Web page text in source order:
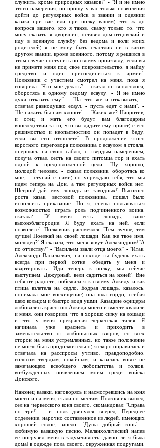
служить, кроме природных казаков?" - "Я и не имею
этого намерения, но прошу у вас только позволения
дойти до регулярных войск в звании и одеянии
казака при вас или при полку вашем; что ж до
вопроса вашего, кто я таков, скажу только то, что
могу сказать: я дворянин, оставил дом отцовский и
иду в военную службу без ведома и воли моих
родителей; я не могу быть счастлив ни в каком
другом звании, кроме военного, потому я решился в
этом случае поступить по своему произволу; если вы
не примете меня под свое покровительство, я найду
средство и один присоединиться к армии".
Полковник с участием смотрел на меня, пока я
говорила. "Что мне делать? - сказал он вполголоса,
оборотясь к одному седому есаулу. - Я не имею
духа отказать ему!" - "На что же и отказывать, -
отвечал равнодушно есаул, - пусть едет с нами". -
"Не нажить бы нам хлопот". - "Каких же? Напротив,
и отец и мать его будут вам благодарны
впоследствии за то, что вы дадите ему приют; с его
решимостью и неопытностию он попадет в беду,
если вы его отошлете". В продолжение этого
короткого переговора полковника с есаулом я стояла,
опершись на свою саблю, с твердым намерением,
получа отказ, сесть на своего питомца гор и ехать
одной к предположенной цели. "Ну хорошо,
молодой человек, - сказал полковник, оборотясь ко
мне, - ступай с нами; но упреждаю тебя, что мы
идем теперь на Дон, а там регулярных войск нет.
Щегров! дай ему лошадь из заводных!" Высокого
роста казак, вестовой полковника, пошел было
исполнить приказание. Но я, спеша пользоваться
возможностью играть роль подчиненного воина,
сказала: "У меня есть лошадь, ваше
высокоблагородие! Я буду ехать на ней, если
позволите". Полковник рассмеялся: "Тем лучше, тем
лучше! Поезжай на своей лошади. Как же твое имя,
молодец?" Я сказала, что меня зовут Александром! "А
по отчеству?" - "Васильем звали отца моего!" - "Итак,
Александр Васильевич, на походе ты будешь ехать
всегда при первой сотне; обедать у меня и
квартировать. Иди теперь к полку, мы сейчас
выступаем. Дежурный, вели садиться на коней". Вне
себя от радости, побежала я к своему Алкиду и как
птица взлетела на седло. Бодрая лошадь, казалось,
понимала мое восхищение; она шла гордо, сгибая
шею кольцом и быстро водя ушми. Казацкие офицеры
любовались красотою Алкида моего и вместе хвалили
и меня; они говорили, что я хорошо сижу на лошади
и что у меня прекрасная черкесская талия. Я
начинала уже краснеть и приходить в
замешательство от любопытных взоров, со всех
сторон на меня устремленных; но такое положение
не могло быть продолжительно; я скоро оправилась и
отвечала на расспросы учтиво, правдоподобно,
голосом твердым, покойным, и казалась вовсе не
замечающею всеобщего любопытства и толков,
возбужденных появлением моим среди войска
Донского.
Наконец казаки, наговорясь и насмотревшись на коня
моего и на меня, стали по местам. Полковник вышел,
сел на черкесского коня своего, скомандовал: "Справа
по три!" - и полк двинулся вперед. Переднее
отделение, нарочно составленное из людей, имеющих
хороший голос, запело: "Душа добрый конь" -
любимую казацкую песню. Меланхолический напев
ее погрузил меня в задумчивость: давно ли я была
дома! в одежде пола своего, окруженная подругами,